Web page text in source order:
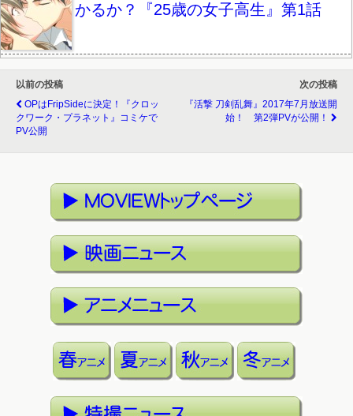
かるか？『25歳の女子高生』第1話
以前の投稿
OPはfripSideに決定！『クロッ
クワーク・プラネット』コミケで
PV公開
次の投稿
『活撃 刀剣乱舞』2017年7月放送開
始！ 第2弾PVが公開！